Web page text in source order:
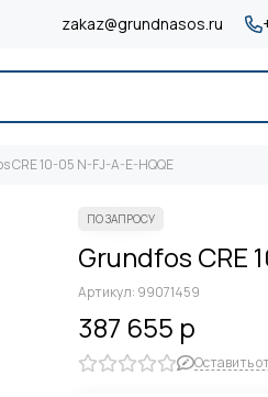
zakaz@grundnasos.ru
CRE 10-05 N-FJ-A-E-HQQE
Grundfos CRE
Артикул: 99071459
387 655 р
Оставить